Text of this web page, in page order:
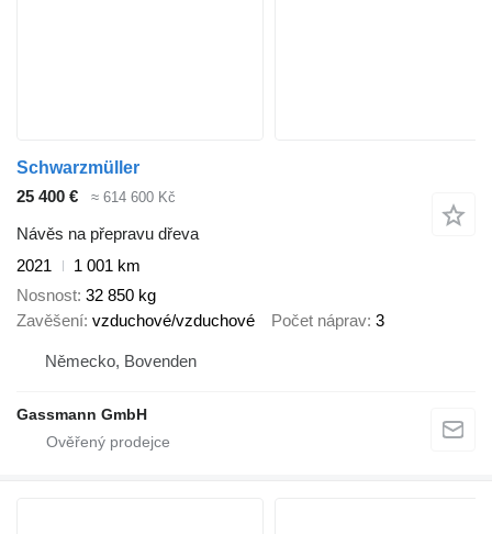
Schwarzmüller
25 400 €
≈ 614 600 Kč
Návěs na přepravu dřeva
2021
1 001 km
Nosnost 32 850 kg
Zavěšení vzduchové/vzduchové Počet náprav 3
Německo, Bovenden
Gassmann GmbH